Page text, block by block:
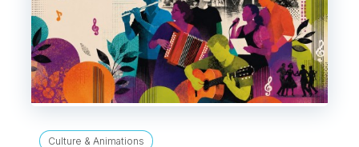
Culture & Animations